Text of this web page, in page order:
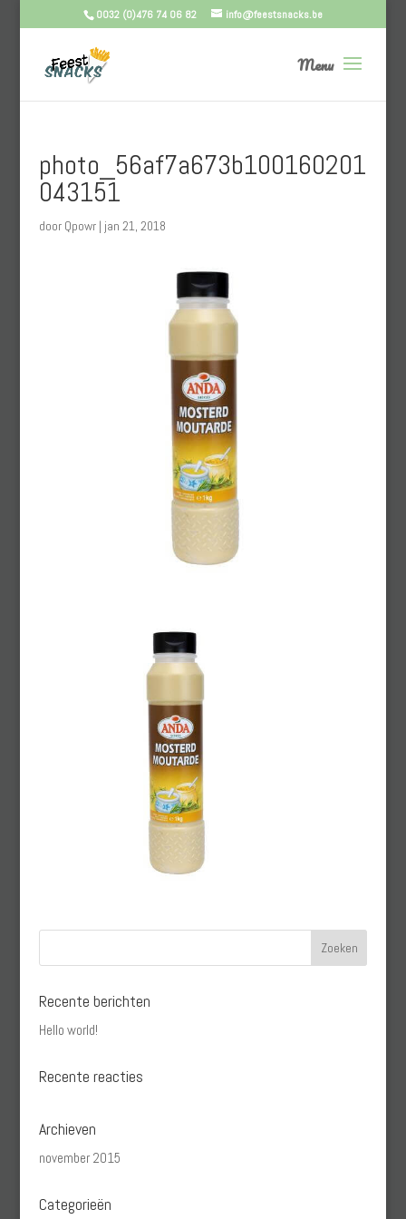
0032 (0)476 74 06 82 info@feestsnacks.be
photo_56af7a673b100160201
043151
door Qpowr| jan 21, 2018
Recente berichten
Hello world!
Recente reacties
Archieven
november 2015
Categorieën